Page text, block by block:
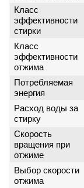
Класс
эффективности
стирки
Класс
эффективности
отжима
Потребляемая
энергия
Расход воды за
стирку
Скорость
вращения при
отжиме
Выбор скорости
отжима